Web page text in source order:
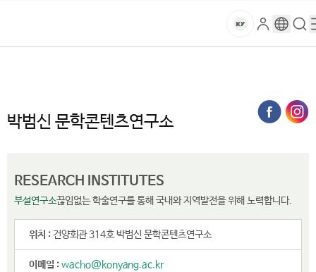
건
대
교
마
로
그
구
글
검
색
메박범신 문학콘텐츠연구소
RESEARCH INSTITUTES
부설연구소끊임없는 학술연구를 통해 국내와 지역발전을 위해 노력합니다.
위치 : 건양회관 314호 박범신 문학콘텐츠연구소
이메일 :wacho@konyang.ac.kr